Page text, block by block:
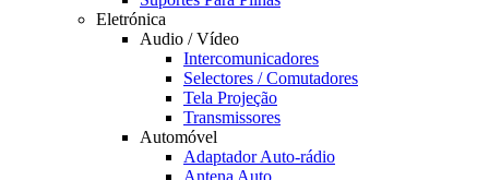
Eletrónica
Audio / Vídeo
Intercomunicadores
Selectores / Comutadores
Tela Projeção
Transmissores
Automóvel
Adaptador Auto-rádio
Antena Auto